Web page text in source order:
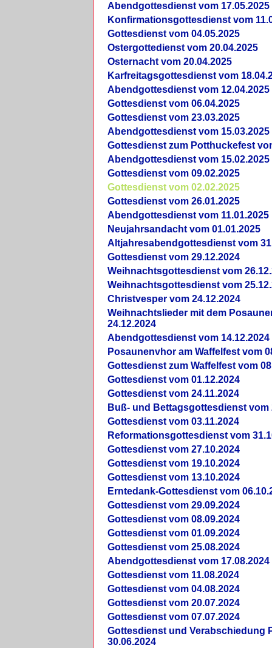
Abendgottesdienst vom 17.05.2025
Konfirmationsgottesdienst vom
Gottesdienst vom 04.05.2025
Ostergottedienst vom 20.04.2025
Osternacht vom 20.04.2025
Karfreitagsgottesdienst vom
Abendgottesdienst vom 12.04.2025
Gottesdienst vom 06.04.2025
Gottesdienst vom 23.03.2025
Abendgottesdienst vom 15.03.2025
Gottesdienst zum Potthuckefest
Abendgottesdienst vom 15.02.2025
Gottesdienst vom 09.02.2025
Gottesdienst vom 02.02.2025
Gottesdienst vom 26.01.2025
Abendgottesdienst vom 11.01.2025
Neujahrsandacht vom 01.01.2025
Altjahresabendgottesdienst vom
Gottesdienst vom 29.12.2024
Weihnachtsgottesdienst vom
Weihnachtsgottesdienst vom
Christvesper vom 24.12.2024
Weihnachtslieder mit dem
24.12.2024
Abendgottesdienst vom 14.12.2024
Posaunenvhor am Waffelfest vom
Gottesdienst zum Waffelfest vom
Gottesdienst vom 01.12.2024
Gottesdienst vom 24.11.2024
Buß- und Bettagsgottesdienst vom
Gottesdienst vom 03.11.2024
Reformationsgottesdienst vom
Gottesdienst vom 27.10.2024
Gottesdienst vom 19.10.2024
Gottesdienst vom 13.10.2024
Erntedank-Gottesdienst vom
Gottesdienst vom 29.09.2024
Gottesdienst vom 08.09.2024
Gottesdienst vom 01.09.2024
Gottesdienst vom 25.08.2024
Abendgottesdienst vom 17.08.2024
Gottesdienst vom 11.08.2024
Gottesdienst vom 04.08.2024
Gottesdienst vom 20.07.2024
Gottesdienst vom 07.07.2024
Gottesdienst und Verabschiedung
30.06.2024